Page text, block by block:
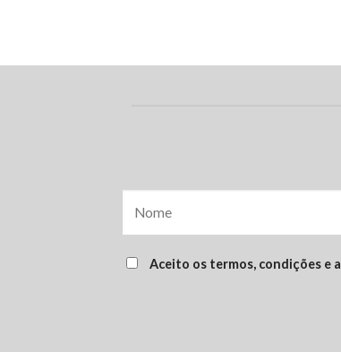
Aceito os termos, condições e a